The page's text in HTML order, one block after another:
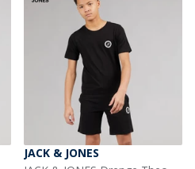
JACK & JONES